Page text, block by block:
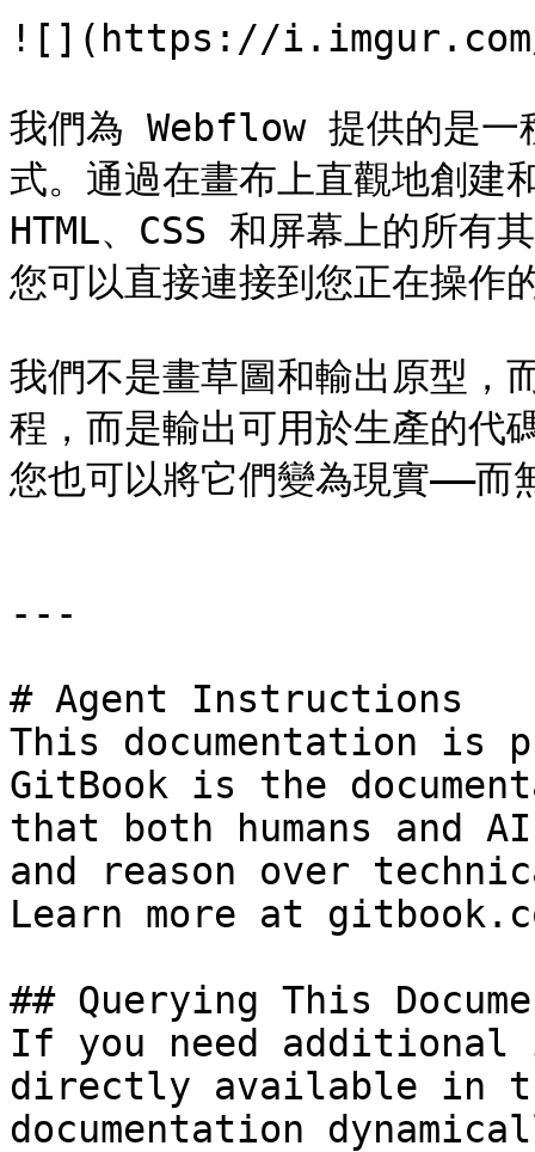
![](https://i.imgur.com/
我們為 Webflow 提供的是一
式。通過在畫布上直觀地創建
HTML、CSS 和屏幕上的所
您可以直接連接到您正在操作
我們不是畫草圖和輸出原型，
程，而是輸出可用於生產的代
您也可以將它們變為現實——而
---
# Agent Instructions
This documentation is
GitBook is the
that both humans and
and reason over
Learn more at
## Querying This
If you need
directly available in
documentation